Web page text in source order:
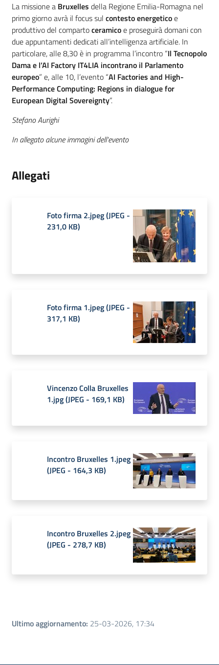
La missione a Bruxelles della Regione Emilia-Romagna nel
primo giorno avrà il focus sul contesto energeticoe
produttivo del compartoceramicoe proseguirà domani con
due appuntamenti dedicati all’intelligenza artificiale. In
particolare, alle 8,30 è in programma l’incontro “Il Tecnopolo
Dama e l’AI Factory IT4LIA incontrano il Parlamento
europeo” e, alle 10, l’evento “AI Factories and High-
Performance Computing: Regions in dialogue for
European Digital Sovereignty”.
Stefano Aurighi
In allegato alcune immagini dell'evento
Allegati
Foto firma 2.jpeg(JPEG -
231,0 KB)
Foto firma 1.jpeg(JPEG -
317,1 KB)
Vincenzo Colla Bruxelles
1.jpg(JPEG - 169,1 KB)
Incontro Bruxelles 1.jpeg
(JPEG - 164,3 KB)
Incontro Bruxelles 2.jpeg
(JPEG - 278,7 KB)
Ultimo aggiornamento: 25-03-2026, 17:34